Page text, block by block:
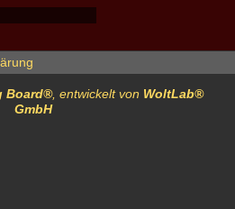
-24. September 2014, 14:31
Board®, entwickelt von WoltLab®
GmbH